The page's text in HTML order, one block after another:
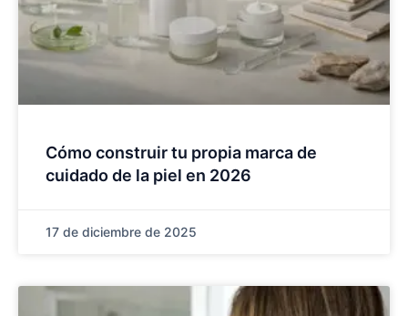
Cómo construir tu propia marca de
cuidado de la piel en 2026
17 de diciembre de 2025